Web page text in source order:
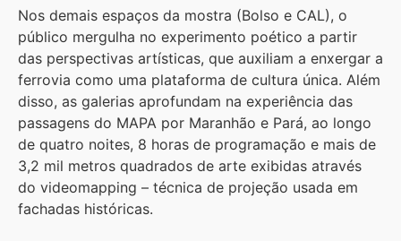
Nos demais espaços da mostra (Bolso e CAL), o
público mergulha no experimento poético a partir
das perspectivas artísticas, que auxiliam a enxergar a
ferrovia como uma plataforma de cultura única. Além
disso, as galerias aprofundam na experiência das
passagens do MAPA por Maranhão e Pará, ao longo
de quatro noites, 8 horas de programação e mais de
3,2 mil metros quadrados de arte exibidas através
do videomapping – técnica de projeção usada em
fachadas históricas.